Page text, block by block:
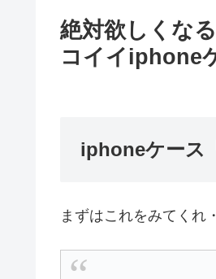
絶対欲しくな
コイイiphone
iphoneケース
まずはこれをみてくれ